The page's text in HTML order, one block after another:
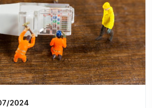
2024